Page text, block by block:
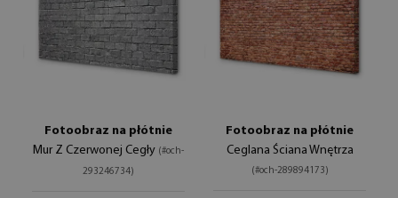
Fotoobraz na płótnie
Mur Z Czerwonej Cegły (#och-
293246734)
Fotoobraz na płótnie
Ceglana Ściana Wnętrza
(#och-289894173)